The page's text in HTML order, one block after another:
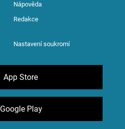
Nápověda
Redakce
Nastavení soukromí
App Store
Google Play